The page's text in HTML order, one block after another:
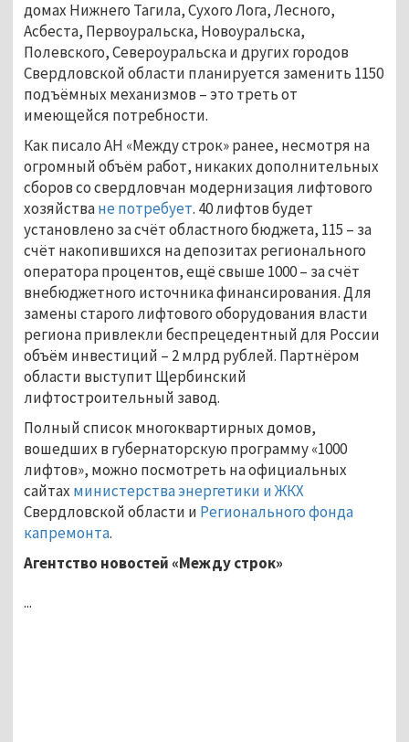
домах Нижнего Тагила, Сухого Лога, Лесного,
Асбеста, Первоуральска, Новоуральска,
Полевского, Североуральска и других городов
Свердловской области планируется заменить 1150
подъёмных механизмов – это треть от
имеющейся потребности.
Как писало АН «Между строк» ранее, несмотря на
огромный объём работ, никаких дополнительных
сборов со свердловчан модернизация лифтового
хозяйстване потребует. 40 лифтов будет
установлено за счёт областного бюджета, 115 – за
счёт накопившихся на депозитах регионального
оператора процентов, ещё свыше 1000 – за счёт
внебюджетного источника финансирования. Для
замены старого лифтового оборудования власти
региона привлекли беспрецедентный для России
объём инвестиций – 2 млрд рублей. Партнёром
области выступит Щербинский
лифтостроительный завод.
Полный список многоквартирных домов,
вошедших в губернаторскую программу «1000
лифтов», можно посмотреть на официальных
сайтах министерства энергетики и ЖКХ
Свердловской области и Регионального фонда
капремонта.
Агентство новостей «Между строк»
...